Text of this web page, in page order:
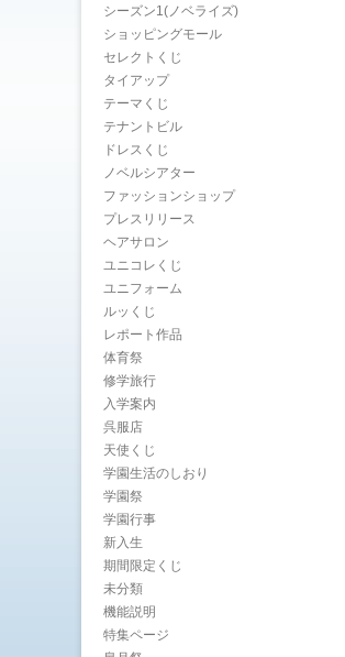
シーズン1(ノベライズ)
ショッピングモール
セレクトくじ
タイアップ
テーマくじ
テナントビル
ドレスくじ
ノベルシアター
ファッションショップ
プレスリリース
ヘアサロン
ユニコレくじ
ユニフォーム
ルッくじ
レポート作品
体育祭
修学旅行
入学案内
呉服店
天使くじ
学園生活のしおり
学園祭
学園行事
新入生
期間限定くじ
未分類
機能説明
特集ページ